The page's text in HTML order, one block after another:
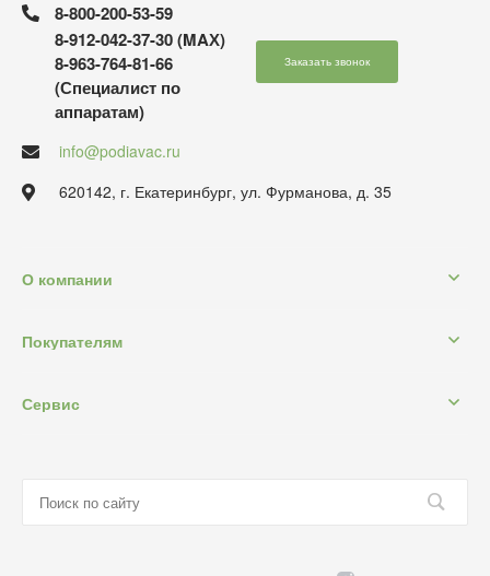
8-800-200-53-59
8-912-042-37-30 (MAХ)
8-963-764-81-66
(Специалист по
аппаратам)
Заказать звонок
info@podiavac.ru
620142, г. Екатеринбург, ул. Фурманова, д. 35
О компании
Покупателям
Сервис